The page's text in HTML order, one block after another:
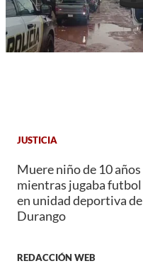
JUSTICIA
Muere niño de 10 años
mientras jugaba futbol
en unidad deportiva de
Durango
REDACCIÓN WEB